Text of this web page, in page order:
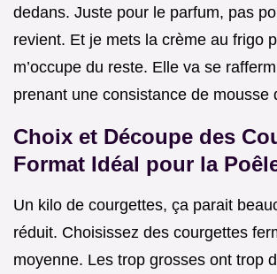
dedans. Juste pour le parfum, pas
revient. Et je mets la crème au frigo
m’occupe du reste. Elle va se
prenant une consistance de mousse
Choix et Découpe des
Format Idéal pour la
Un kilo de courgettes, ça parait
réduit. Choisissez des courgettes
moyenne. Les trop grosses ont trop